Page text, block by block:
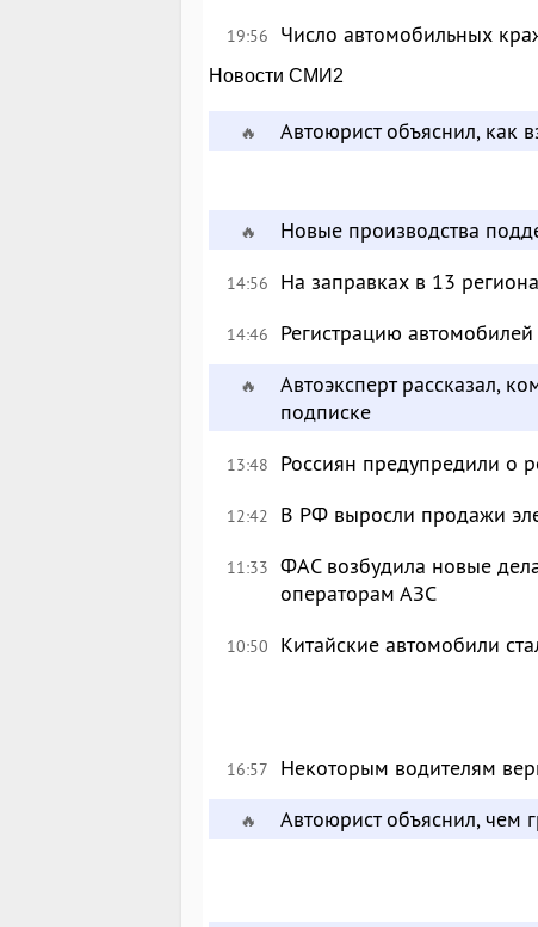
19:56 Число автомобильных
Новости СМИ2
🔥 Автоюрист объяснил, как
🔥 Новые производства
14:56 На заправках в 13
14:46 Регистрацию
🔥
Автоэксперт рассказал,
подписке
13:48 Россиян предупредили о
12:42 В РФ выросли продажи
11:33 ФАС возбудила новые
операторам АЗС
10:50 Китайские автомобили
16:57 Некоторым водителям
🔥 Автоюрист объяснил, чем